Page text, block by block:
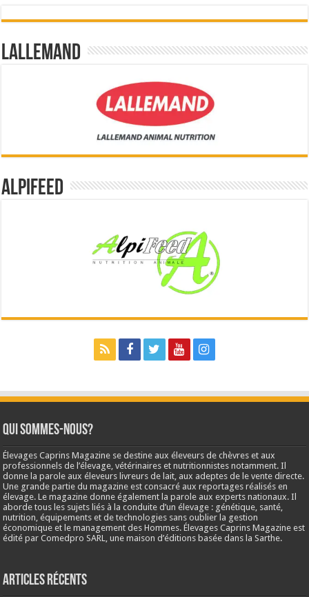
Lallemand
Alpifeed
Qui sommes-nous?
Élevages Caprins Magazine se destine aux éleveurs de chèvres et aux
professionnels de l’élevage, vétérinaires et nutritionnistes notamment. Il
donne la parole aux éleveurs livreurs de lait, aux adeptes de le vente directe.
Une grande partie du magazine est consacré aux reportages réalisés en
élevage. Le magazine donne également la parole aux experts nationaux. Il
aborde tous les sujets liés à la conduite d’un élevage : génétique, santé,
nutrition, équipements et de technologies sans oublier la gestion
économique et le management des Hommes. Élevages Caprins Magazine est
édité par Comedpro SARL, une maison d’éditions basée dans la Sarthe.
Articles récents